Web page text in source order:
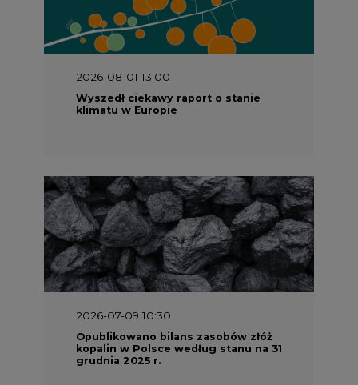
2026-08-01 13:00
Wyszedł ciekawy raport o stanie
klimatu w Europie
2026-07-09 10:30
Opublikowano bilans zasobów złóż
kopalin w Polsce według stanu na 31
grudnia 2025 r.